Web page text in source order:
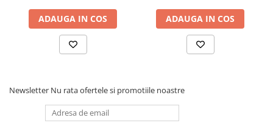
ADAUGA IN COS ADAUGA IN COS
Newsletter Nu rata ofertele si promotiile noastre